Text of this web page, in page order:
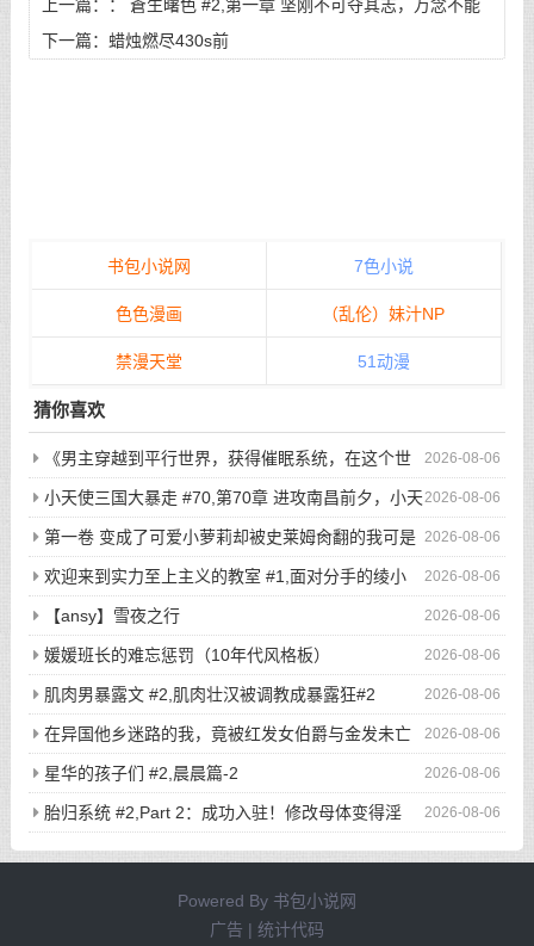
上一篇：： 蒼生曙色 #2,第一章 坚刚不可夺其志，万念不能
乱其心
下一篇： 蜡烛燃尽430s前
书包小说网 7色小说
色色漫画 （乱伦）妹汁NP
禁漫天堂 51动漫
猜你喜欢
2026-08-06
《男主穿越到平行世界，获得催眠系统，在这个世
界当中，所有人都听从小天的安排...》/哪怕男主在街上闲逛，
选好目标后，直接敲门，开始玩弄户主的老婆与女儿...
2026-08-06
小天使三国大暴走 #70,第70章 进攻南昌前夕，小天
使二次元写真集显魅力
2026-08-06
第一卷 变成了可爱小萝莉却被史莱姆肏翻的我可是
看了亿万本小黄书的老司机啊！ #7,渴望被肏翻的我居然只是个
小萝莉
2026-08-06
欢迎来到实力至上主义的教室 #1,面对分手的绫小
路，轻井泽的最后请求是
2026-08-06
【ansy】雪夜之行
2026-08-06
媛媛班长的难忘惩罚（10年代风格板）
2026-08-06
肌肉男暴露文 #2,肌肉壮汉被调教成暴露狂#2
2026-08-06
在异国他乡迷路的我，竟被红发女伯爵与金发未亡
人争夺？ #5,【连载其五】在异国他乡迷路的我，竟被红发女伯
爵与金发未亡人争夺？
2026-08-06
星华的孩子们 #2,晨晨篇-2
2026-08-06
胎归系统 #2,Part 2：成功入驻！修改母体变得淫
荡，把她彻底调教成稍微胎动一下就会流水的色情大母猪！
Powered By 书包小说网
广告 | 统计代码